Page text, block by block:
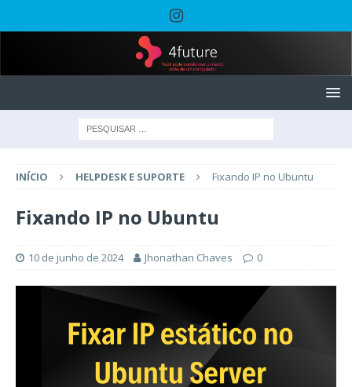
INÍCIO HELPDESK E SUPORTE Fixando IP no Ubuntu
Fixando IP no Ubuntu
10 de junho de 2024 Jhonathan Chaves 0